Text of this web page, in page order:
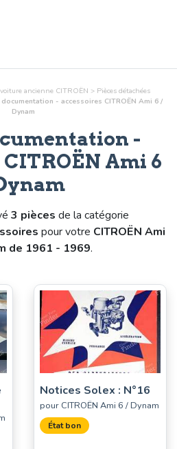
ancienne CITROËN > Pièces détachées
documentation - accessoires CITROËN Ami 6 /
Dynam
-
CITROËN Ami 6
3 pièces de la catégorie
pour votre CITROËN Ami
de 1961 - 1969.
Notices Solex : N°16
pour CITROËN Ami 6 / Dynam
État bon